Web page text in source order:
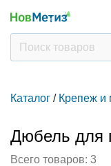
Каталог / Крепеж и
Дюбель для
Всего товаров: 3